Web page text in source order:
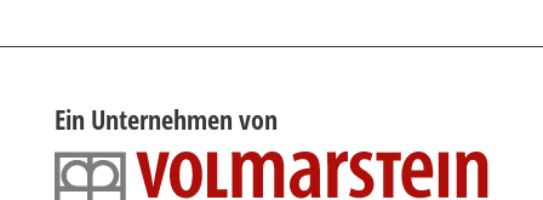
Ein Unternehmen von